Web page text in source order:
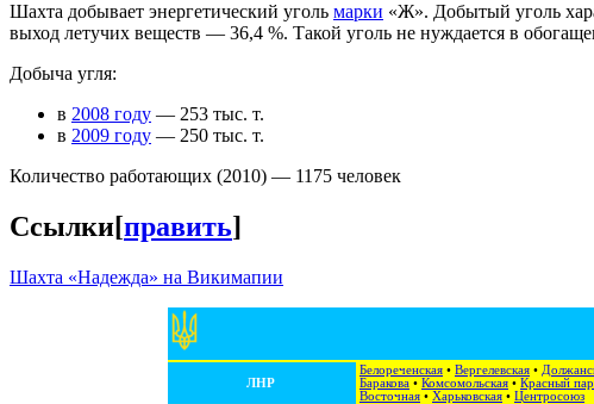
Шахта добывает энергетический уголь марки «Ж». Добытый уголь
выход летучих веществ — 36,4 %. Такой уголь не нуждается в
Добыча угля:
в 2008 году — 253 тыс. т.
в 2009 году — 250 тыс. т.
Количество работающих (2010) — 1175 человек
Ссылки[править]
Шахта «Надежда» на Викимапии
ЛНР
Белореченская • Вергелевская •
Баракова • Комсомольская • Красный
Восточная • Харьковская • Центросоюз